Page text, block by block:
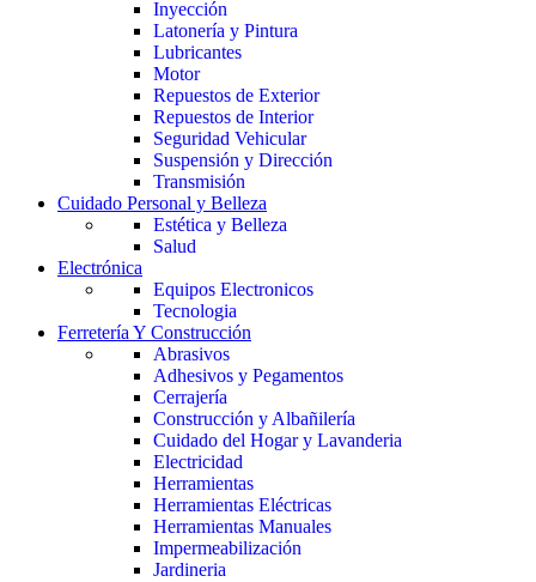
Inyección
Latonería y Pintura
Lubricantes
Motor
Repuestos de Exterior
Repuestos de Interior
Seguridad Vehicular
Suspensión y Dirección
Transmisión
Cuidado Personal y Belleza
Estética y Belleza
Salud
Electrónica
Equipos Electronicos
Tecnologia
Ferretería Y Construcción
Abrasivos
Adhesivos y Pegamentos
Cerrajería
Construcción y Albañilería
Cuidado del Hogar y Lavanderia
Electricidad
Herramientas
Herramientas Eléctricas
Herramientas Manuales
Impermeabilización
Jardineria